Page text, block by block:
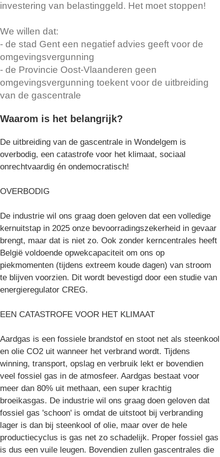
investering van belastinggeld. Het moet stoppen!
We willen dat:
- de stad Gent een negatief advies geeft voor de
omgevingsvergunning
- de Provincie Oost-Vlaanderen geen
omgevingsvergunning toekent voor de uitbreiding
van de gascentrale
Waarom is het belangrijk?
De uitbreiding van de gascentrale in Wondelgem is
overbodig, een catastrofe voor het klimaat, sociaal
onrechtvaardig én ondemocratisch!
OVERBODIG
De industrie wil ons graag doen geloven dat een volledige
kernuitstap in 2025 onze bevoorradingszekerheid in gevaar
brengt, maar dat is niet zo. Ook zonder kerncentrales heeft
België voldoende opwekcapaciteit om ons op
piekmomenten (tijdens extreem koude dagen) van stroom
te blijven voorzien. Dit wordt bevestigd door een studie van
energieregulator CREG.
EEN CATASTROFE VOOR HET KLIMAAT
Aardgas is een fossiele brandstof en stoot net als steenkool
en olie CO2 uit wanneer het verbrand wordt. Tijdens
winning, transport, opslag en verbruik lekt er bovendien
veel fossiel gas in de atmosfeer. Aardgas bestaat voor
meer dan 80% uit methaan, een super krachtig
broeikasgas. De industrie wil ons graag doen geloven dat
fossiel gas 'schoon' is omdat de uitstoot bij verbranding
lager is dan bij steenkool of olie, maar over de hele
productiecyclus is gas net zo schadelijk. Proper fossiel gas
is dus een vuile leugen. Bovendien zullen gascentrales die